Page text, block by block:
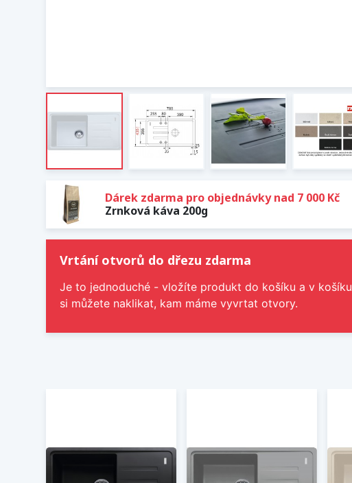
Dárek zdarma pro objednávky nad 7 000 Kč
Zrnková káva 200g
Vrtání otvorů do dřezu zdarma
Je to jednoduché - vložíte produkt do košíku a v košíku
si můžete naklikat, kam máme vyvrtat otvory.